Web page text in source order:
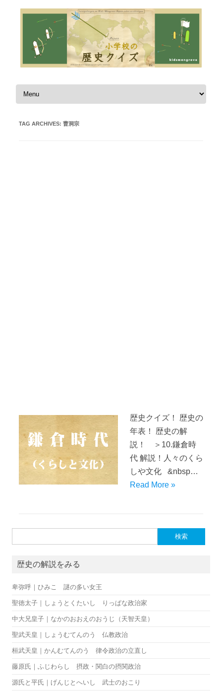
Skip to content
TAG ARCHIVES: 曹洞宗
歴史クイズ！ 歴史の
年表！ 歴史の解
説！ ＞10.鎌倉時
代 解説！人々のくら
しや文化 &nbsp…
Read More »
歴史の解説をみる
卑弥呼｜ひみこ 謎の多い女王
聖徳太子｜しょうとくたいし りっぱな政治家
中大兄皇子｜なかのおおえのおうじ（天智天皇）
聖武天皇｜しょうむてんのう 仏教政治
桓武天皇｜かんむてんのう 律令政治の立直し
藤原氏｜ふじわらし 摂政・関白の摂関政治
源氏と平氏｜げんじとへいし 武士のおこり